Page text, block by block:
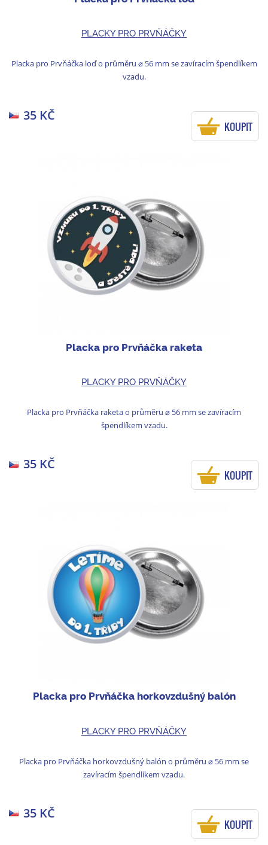
PLACKY PRO PRVŇÁČKY
Placka pro Prvňáčka loď o průměru ⌀ 56 mm se zavíracím špendlíkem
vzadu.
35 KČ
KOUPIT
Placka pro Prvňáčka raketa
PLACKY PRO PRVŇÁČKY
Placka pro Prvňáčka raketa o průměru ⌀ 56 mm se zavíracím
špendlíkem vzadu.
35 KČ
KOUPIT
Placka pro Prvňáčka horkovzdušný balón
PLACKY PRO PRVŇÁČKY
Placka pro Prvňáčka horkovzdušný balón o průměru ⌀ 56 mm se
zavíracím špendlíkem vzadu.
35 KČ
KOUPIT